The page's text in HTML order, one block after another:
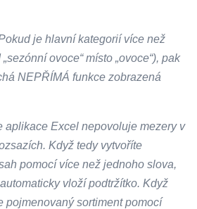
je hlavní kategorií více než
ovoce“ místo „ovoce“), pak
NEPŘÍMÁ funkce zobrazená
aplikace Excel nepovoluje mezery v
Když tedy vytvoříte
pomocí více než jednoho slova,
vloží podtržítko. Když
pojmenovaný sortiment pomocí